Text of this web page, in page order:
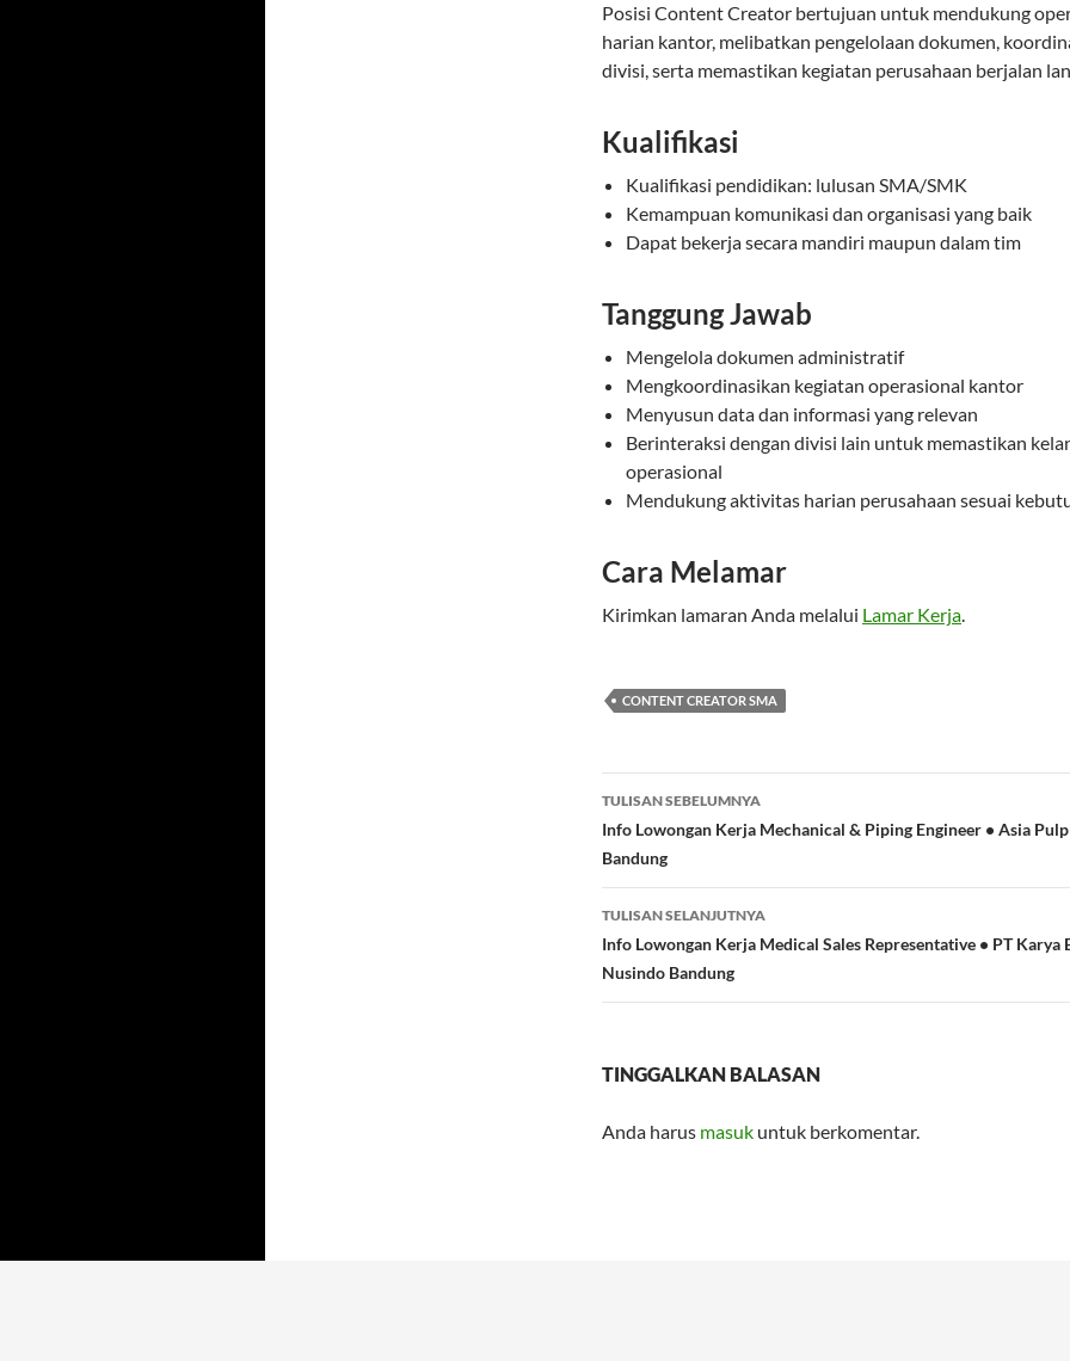
Posisi Content Creator bertujuan untuk mendukung
harian kantor, melibatkan pengelolaan dokumen,
divisi, serta memastikan kegiatan perusahaan berjalan
Kualifikasi
Kualifikasi pendidikan: lulusan SMA/SMK
Kemampuan komunikasi dan organisasi yang baik
Dapat bekerja secara mandiri maupun dalam tim
Tanggung Jawab
Mengelola dokumen administratif
Mengkoordinasikan kegiatan operasional kantor
Menyusun data dan informasi yang relevan
Berinteraksi dengan divisi lain untuk memastikan
operasional
Mendukung aktivitas harian perusahaan sesuai
Cara Melamar
Kirimkan lamaran Anda melalui Lamar Kerja.
CONTENT CREATOR SMA
Navigasi
Tulisan
TULISAN SEBELUMNYA
Info Lowongan Kerja Mechanical & Piping Engineer • Asia
Bandung
TULISAN SELANJUTNYA
Info Lowongan Kerja Medical Sales Representative • PT Karya
Nusindo Bandung
TINGGALKAN BALASAN
Anda harus masuk untuk berkomentar.